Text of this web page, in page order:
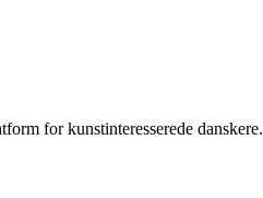
for kunstinteresserede danskere.